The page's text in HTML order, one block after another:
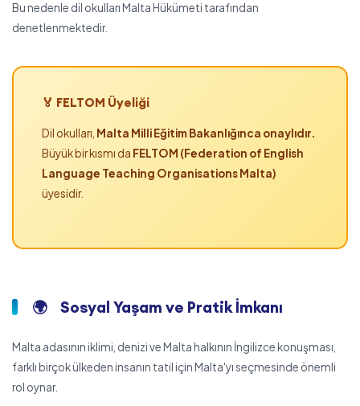
Bu nedenle dil okulları Malta Hükümeti tarafından
denetlenmektedir.
🏅 FELTOM Üyeliği
Dil okulları, Malta Milli Eğitim Bakanlığınca onaylıdır.
Büyük bir kısmı da FELTOM (Federation of English
Language Teaching Organisations Malta)
üyesidir.
🌍 Sosyal Yaşam ve Pratik İmkanı
Malta adasının iklimi, denizi ve Malta halkının İngilizce konuşması,
farklı birçok ülkeden insanın tatil için Malta'yı seçmesinde önemli
rol oynar.